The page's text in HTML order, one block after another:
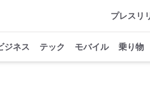
プレスリ
ジネス テック モバイル 乗り物